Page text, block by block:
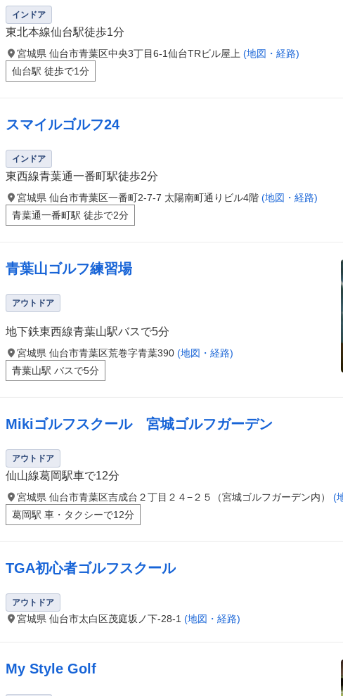
インドア
東北本線仙台駅徒歩1分
宮城県 仙台市青葉区中央3丁目6-1仙台TRビル屋上 (地図・経路)
仙台駅 徒歩で1分
スマイルゴルフ24
インドア
東西線青葉通一番町駅徒歩2分
宮城県 仙台市青葉区一番町2-7-7 太陽南町通りビル4階 (地図・経路)
青葉通一番町駅 徒歩で2分
青葉山ゴルフ練習場
アウトドア
地下鉄東西線青葉山駅バスで5分
宮城県 仙台市青葉区荒巻字青葉390 (地図・経路)
青葉山駅 バスで5分
Mikiゴルフスクール 宮城ゴルフガーデン
アウトドア
仙山線葛岡駅車で12分
宮城県 仙台市青葉区吉成台２丁目２４−２５（宮城ゴルフガーデン内） (
葛岡駅 車・タクシーで12分
TGA初心者ゴルフスクール
アウトドア
宮城県 仙台市太白区茂庭坂ノ下-28-1 (地図・経路)
My Style Golf